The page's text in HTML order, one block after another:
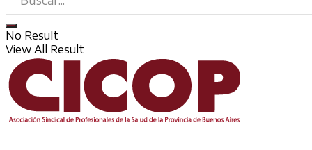
No Result
View All Result